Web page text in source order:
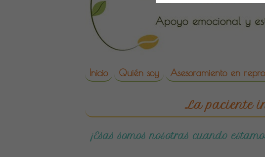
reproduccion asistida
Skip to content
Inicio Quién soy Asesoramiento en
La paciente
¡Esas somos nosotras cuando